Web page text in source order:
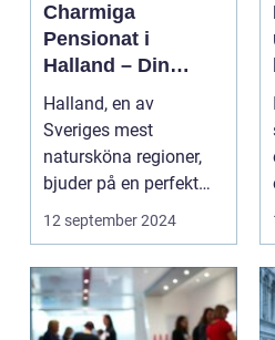
Charmiga
Pensionat i
Halland – Din
Guide till Ett
Bekymmersfritt
Getaway
Halland, en av
Sveriges mest
natursköna regioner,
bjuder på en perfekt
kombination av idy...
12 september 2024